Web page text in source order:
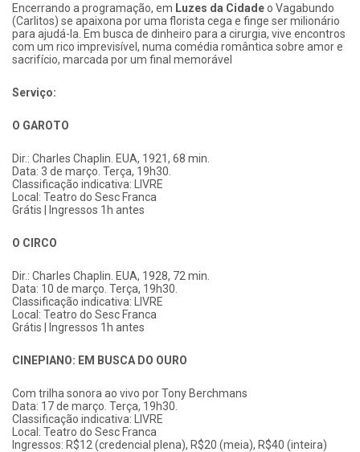
Encerrando a programação, em Luzes da Cidadeo Vagabundo
(Carlitos) se apaixona por uma florista cega e finge ser milionário
para ajudá-la. Em busca de dinheiro para a cirurgia, vive encontros
com um rico imprevisível, numa comédia romântica sobre amor e
sacrifício, marcada por um final memorável
Serviço:
O GAROTO
Dir.: Charles Chaplin. EUA, 1921, 68 min.
Data: 3 de março. Terça, 19h30.
Classificação indicativa: LIVRE
Local: Teatro do Sesc Franca
Grátis | Ingressos 1h antes
O CIRCO
Dir.: Charles Chaplin. EUA, 1928, 72 min.
Data: 10 de março. Terça, 19h30.
Classificação indicativa: LIVRE
Local: Teatro do Sesc Franca
Grátis | Ingressos 1h antes
CINEPIANO: EM BUSCA DO OURO
Com trilha sonora ao vivo por Tony Berchmans
Data: 17 de março. Terça, 19h30.
Classificação indicativa: LIVRE
Local: Teatro do Sesc Franca
Ingressos: R$12 (credencial plena), R$20 (meia), R$40 (inteira)